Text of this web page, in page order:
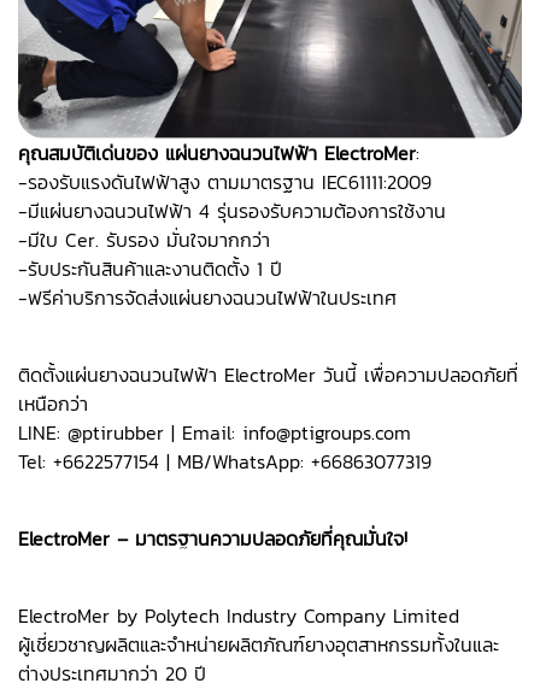
คุณสมบัติเด่นของ แผ่นยางฉนวนไฟฟ้า ElectroMer:
-รองรับแรงดันไฟฟ้าสูง ตามมาตรฐาน IEC61111:2009
-มีแผ่นยางฉนวนไฟฟ้า 4 รุ่นรองรับความต้องการใช้งาน
-มีใบ Cer. รับรอง มั่นใจมากกว่า
-รับประกันสินค้าและงานติดตั้ง 1 ปี
-ฟรีค่าบริการจัดส่งแผ่นยางฉนวนไฟฟ้าในประเทศ
ติดตั้งแผ่นยางฉนวนไฟฟ้า ElectroMer วันนี้ เพื่อความปลอดภัยที่
เหนือกว่า
LINE: @ptirubber | Email: info@ptigroups.com
Tel: +6622577154 | MB/WhatsApp: +66863077319
ElectroMer – มาตรฐานความปลอดภัยที่คุณมั่นใจ!
ElectroMer by Polytech Industry Company Limited
ผู้เชี่ยวชาญผลิตและจำหน่ายผลิตภัณฑ์ยางอุตสาหกรรมทั้งในและ
ต่างประเทศมากว่า 20 ปี